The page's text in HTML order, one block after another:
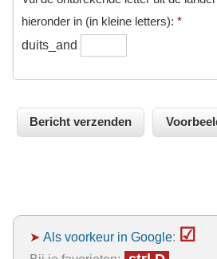
hieronder in (in kleine letters): *
duits_and
➤ Als voorkeur in Google: ☑